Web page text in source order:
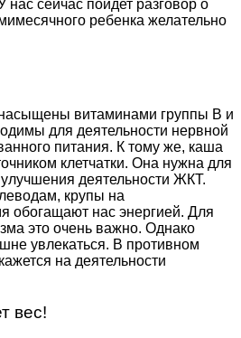
нас сейчас пойдет разговор о
ребенка желательно
витаминами группы В и
для деятельности нервной
питания. К тому же, каша
клетчатки. Она нужна для
деятельности ЖКТ.
крупы на
обогащают нас энергией. Для
это очень важно. Однако
увлекаться. В противном
на деятельности
вес!